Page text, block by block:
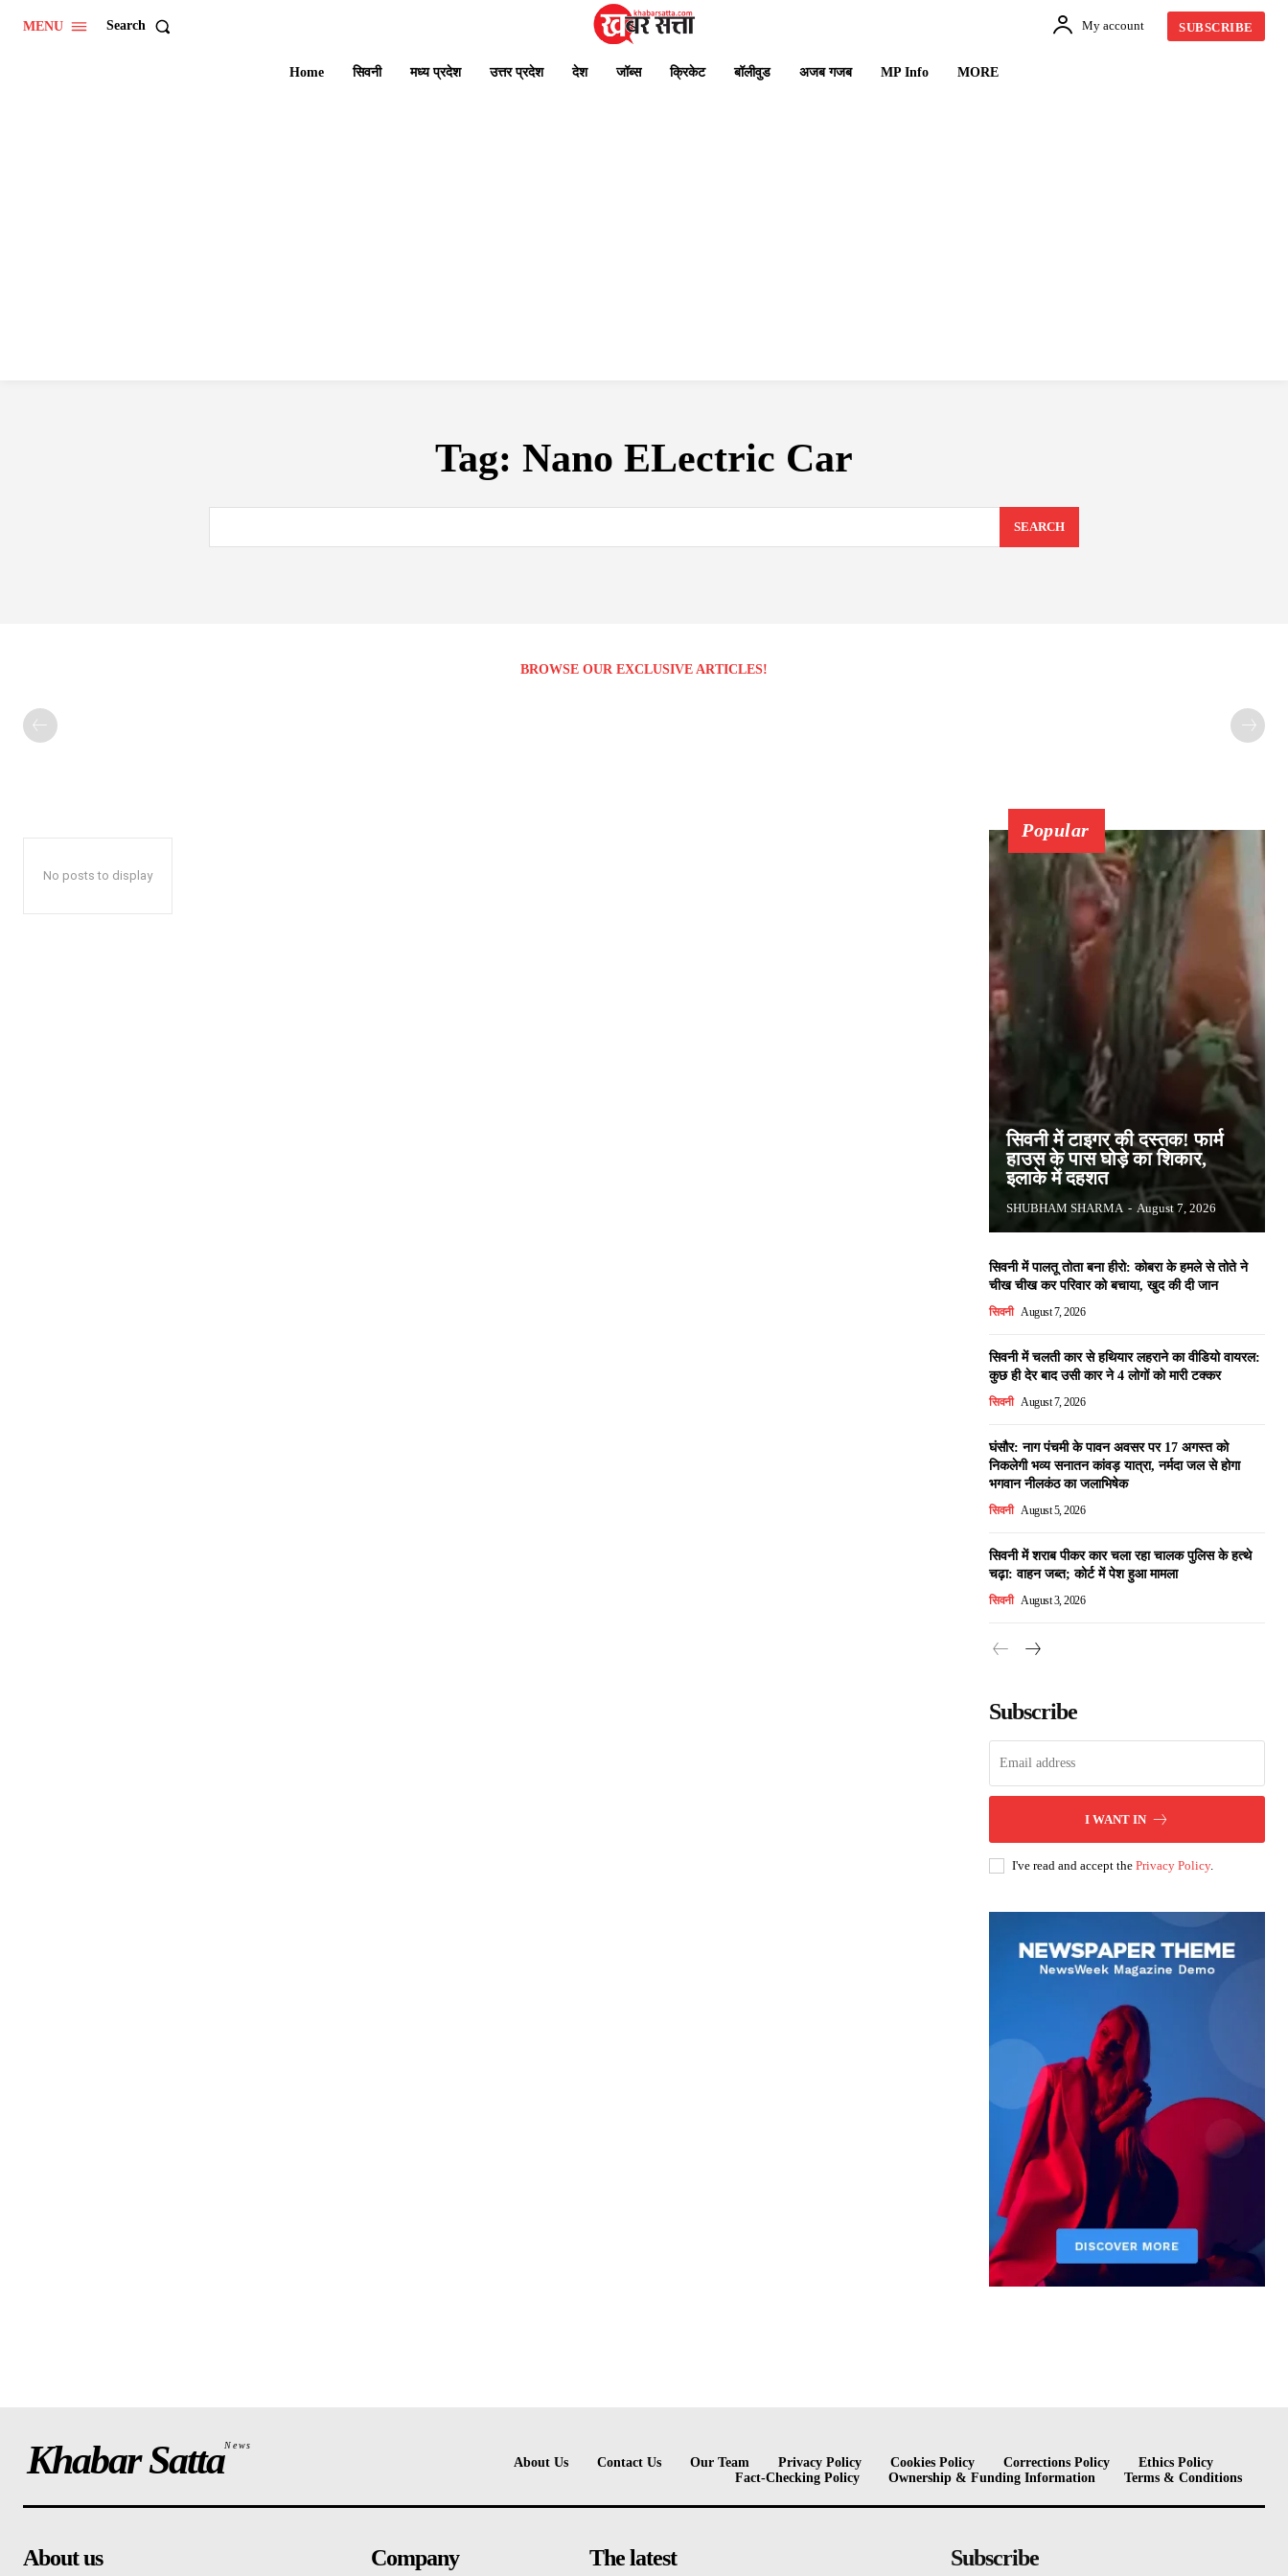
MENU Search My account SUBSCRIBE
Home सिवनी मध्य प्रदेश उत्तर प्रदेश देश जॉब्स क्रिकेट बॉलीवुड अजब गजब MP Info MORE
Tag: Nano ELectric Car
SEARCH
BROWSE OUR EXCLUSIVE ARTICLES!
No posts to display
Popular
सिवनी में टाइगर की दस्तक! फार्म
हाउस के पास घोड़े का शिकार,
इलाके में दहशत
SHUBHAM SHARMA - August 7, 2026
सिवनी में पालतू तोता बना हीरो: कोबरा के हमले से तोते ने
चीख चीख कर परिवार को बचाया, खुद की दी जान
सिवनी August 7, 2026
सिवनी में चलती कार से हथियार लहराने का वीडियो वायरल:
कुछ ही देर बाद उसी कार ने 4 लोगों को मारी टक्कर
सिवनी August 7, 2026
घंसौर: नाग पंचमी के पावन अवसर पर 17 अगस्त को
निकलेगी भव्य सनातन कांवड़ यात्रा, नर्मदा जल से होगा
भगवान नीलकंठ का जलाभिषेक
सिवनी August 5, 2026
सिवनी में शराब पीकर कार चला रहा चालक पुलिस के हत्थे
चढ़ा: वाहन जब्त; कोर्ट में पेश हुआ मामला
सिवनी August 3, 2026
Subscribe
I WANT IN
I've read and accept the Privacy Policy.
Khabar SattaNews
About Us Contact Us Our Team Privacy Policy Cookies Policy Corrections Policy
Ethics Policy
Fact-Checking Policy
Ownership & Funding Information Terms & Conditions
About us Company The latest Subscribe